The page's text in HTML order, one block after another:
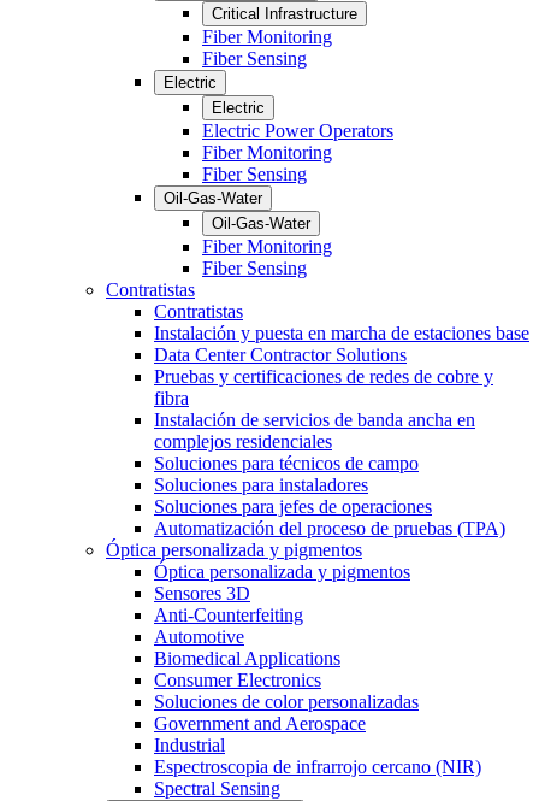
Critical Infrastructure
Fiber Monitoring
Fiber Sensing
Electric
Electric
Electric Power Operators
Fiber Monitoring
Fiber Sensing
Oil-Gas-Water
Oil-Gas-Water
Fiber Monitoring
Fiber Sensing
Contratistas
Contratistas
Instalación y puesta en marcha de estaciones base
Data Center Contractor Solutions
Pruebas y certificaciones de redes de cobre y
fibra
Instalación de servicios de banda ancha en
complejos residenciales
Soluciones para técnicos de campo
Soluciones para instaladores
Soluciones para jefes de operaciones
Automatización del proceso de pruebas (TPA)
Óptica personalizada y pigmentos
Óptica personalizada y pigmentos
Sensores 3D
Anti-Counterfeiting
Automotive
Biomedical Applications
Consumer Electronics
Soluciones de color personalizadas
Government and Aerospace
Industrial
Espectroscopia de infrarrojo cercano (NIR)
Spectral Sensing